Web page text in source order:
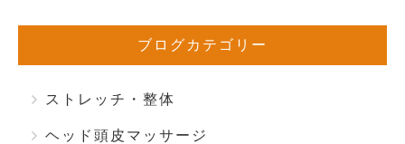
ブログカテゴリー
ストレッチ・整体
ヘッド頭皮マッサージ